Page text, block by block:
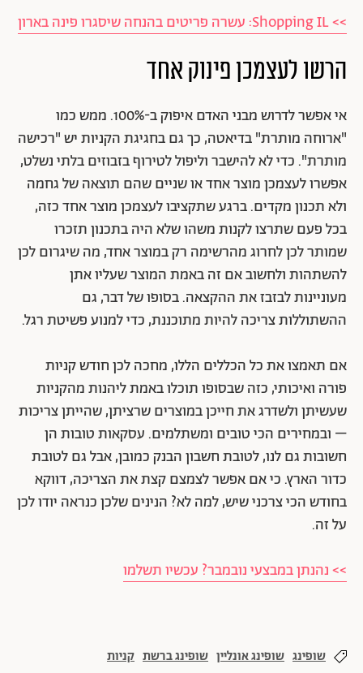
>> Shopping IL: עשרה פריטים בהנחה שיסגרו פינה בארון
הרשו לעצמכן פינוק אחד
אי אפשר לדרוש מבני האדם איפוק ב-100%. ממש כמו
"ארוחה מותרת" בדיאטה, כך גם בחגיגת הקניות יש "רכישה
מותרת". כדי לא להישבר וליפול לטירוף בזבוזים בלתי נשלט,
אפשרו לעצמכן מוצר אחד או שניים שהם תוצאה של גחמה
ולא תכנון מקדים. ברגע שתקציבו לעצמכן מוצר אחד כזה,
בכל פעם שתרצו לקנות משהו שלא היה בתכנון תזכרו
שמותר לכן לחרוג מהרשימה רק במוצר אחד, מה שיגרום לכן
להשתהות ולחשוב אם זה באמת המוצר שעליו אתן
מעוניינות לבזבז את ההקצאה. בסופו של דבר, גם
ההשתוללות צריכה להיות מתוכננת, כדי למנוע פשיטת רגל.
אם תאמצו את כל הכללים הללו, מחכה לכן חודש קניות
פורה ואיכותי, כזה שבסופו תוכלו באמת ליהנות מהקניות
שעשיתן ולשדרג את חייכן במוצרים שרציתן, שהייתן צריכות
– ובמחירים הכי טובים ומשתלמים. עסקאות טובות הן
חשובות גם לנו, לטובת חשבון הבנק כמובן, אבל גם לטובת
כדור הארץ. כי אם אפשר לצמצם קצת את הצריכה, דווקא
בחודש הכי צרכני שיש, למה לא? הנינים שלכן כנראה יודו לכן
על זה.
>> נהנתן במבצעי נובמבר? עכשיו תשלמו
שופינג שופינג אונליין שופינג ברשת קניות